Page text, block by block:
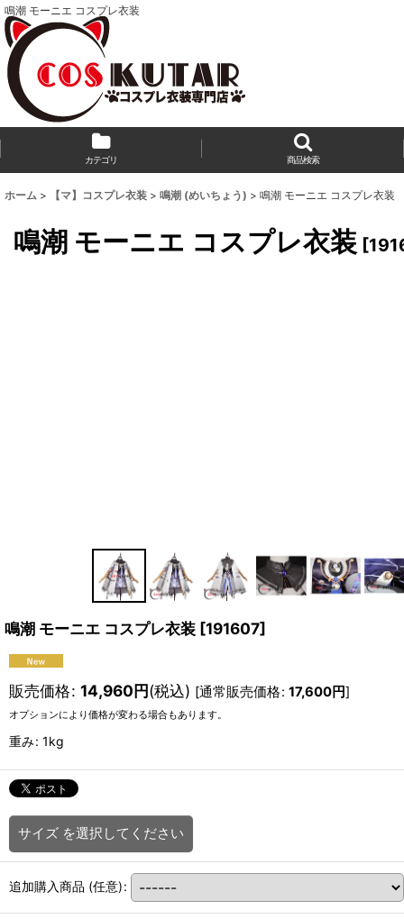
鳴潮 モーニエ コスプレ衣装
カテゴリ 商品検索
ホーム > 【マ】コスプレ衣装 > 鳴潮 (めいちょう) > 鳴潮 モーニエ コスプレ衣装
鳴潮 モーニエ コスプレ衣装 [
鳴潮 モーニエ コスプレ衣装 [191607]
販売価格: 14,960円(税込) [通常販売価格: 17,600円]
オプションにより価格が変わる場合もあります。
重み: 1kg
サイズ を選択してください
追加購入商品 (任意):